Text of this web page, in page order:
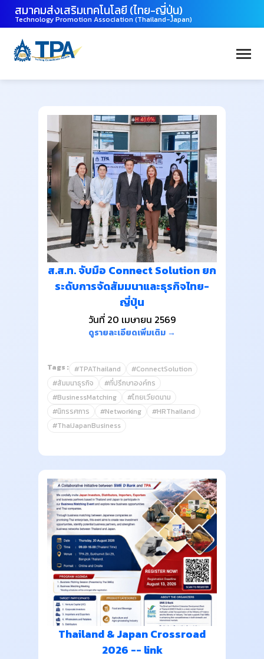
สมาคมส่งเสริมเทคโนโลยี (ไทย-ญี่ปุ่น)
Technology Promotion Association (Thailand-Japan)
ส.ส.ท. จับมือ Connect Solution ยก
ระดับการจัดสัมมนาและธุรกิจไทย-
ญี่ปุ่น
วันที่ 20 เมษายน 2569
ดูรายละเอียดเพิ่มเติม →
Tags : #TPAThailand
#ConnectSolution
#สัมมนาธุรกิจ
#ที่ปรึกษาองค์กร
#BusinessMatching
#ไทยเวียดนาม
#นิทรรศการ
#Networking
#HRThailand
#ThaiJapanBusiness
Thailand & Japan Crossroad
2026 -- link